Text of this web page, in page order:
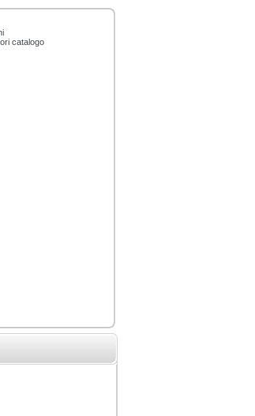
catalogo